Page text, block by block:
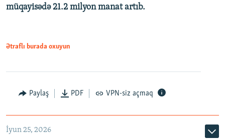
Auto 240p 360p 480p
720p 1080p
müqayisədə 21.2 milyon manat artıb.
Ətraflı burada oxuyun
Paylaş PDF VPN-siz açmaq
İyun 25, 2026